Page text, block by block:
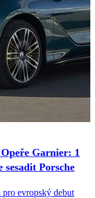
Garnier: 1
Porsche
evropský debut